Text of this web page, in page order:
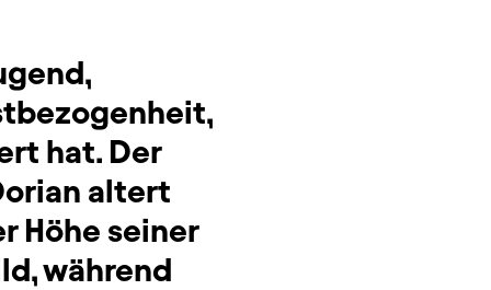
hat. Der
altert
Höhe seiner
während